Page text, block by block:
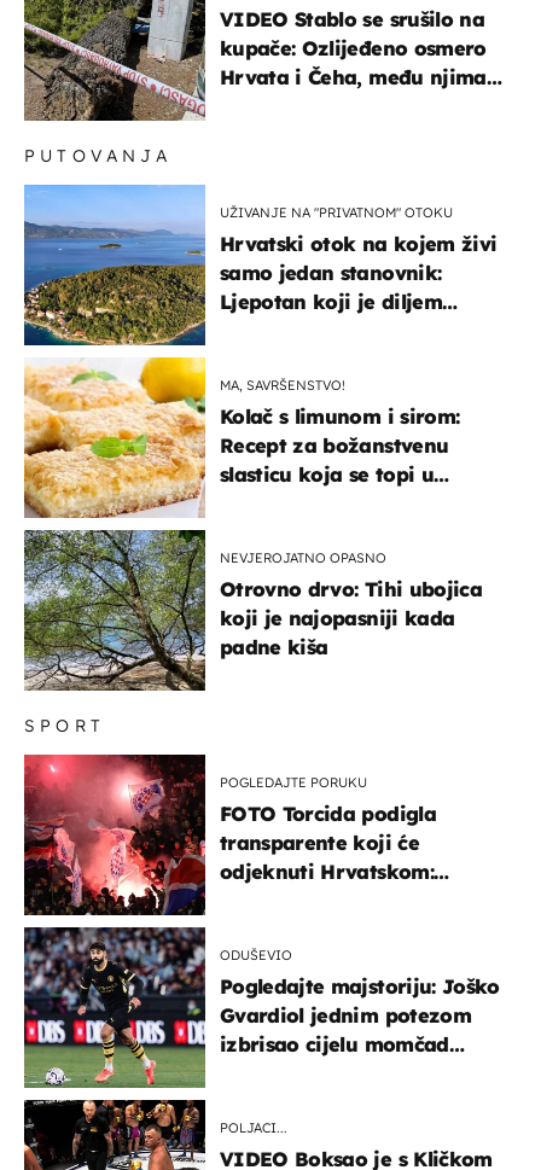
VIDEO Stablo se srušilo na
kupače: Ozlijeđeno osmero
Hrvata i Čeha, među njima
SPORT
POGLEDAJTE PORUKU
FOTO Torcida podigla
transparente koji će
odjeknuti Hrvatskom:
ODUŠEVIO
Pogledajte majstoriju: Joško
Gvardiol jednim potezom
izbrisao cijelu momčad
POLJACI...
VIDEO Boksao je s Kličkom
PUTOVANJA
UŽIVANJE NA "PRIVATNOM" OTOKU
Hrvatski otok na kojem živi
samo jedan stanovnik:
Ljepotan koji je diljem
MA, SAVRŠENSTVO!
Kolač s limunom i sirom:
Recept za božanstvenu
slasticu koja se topi u
NEVJEROJATNO OPASNO
Otrovno drvo: Tihi ubojica
koji je najopasniji kada
padne kiša